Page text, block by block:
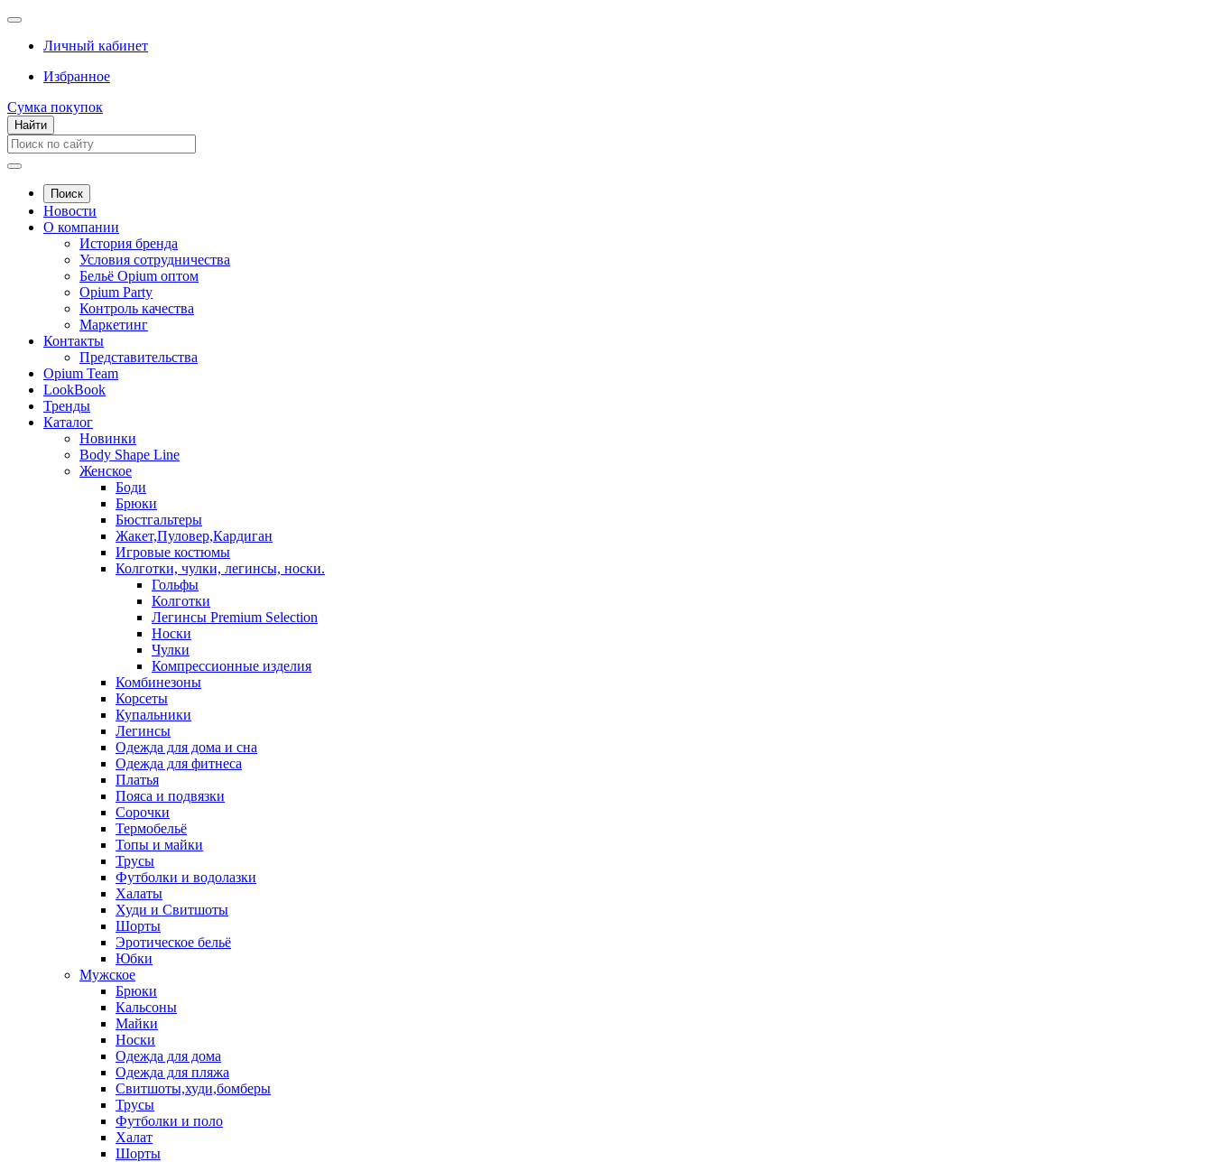
Личный кабинет
Избранное
Сумка покупок
Найти
Поиск
Новости
О компании
История бренда
Условия сотрудничества
Бельё Opium оптом
Opium Party
Контроль качества
Маркетинг
Контакты
Представительства
Opium Team
LookBook
Тренды
Каталог
Новинки
Body Shape Line
Женское
Боди
Брюки
Бюстгальтеры
Жакет,Пуловер,Кардиган
Игровые костюмы
Колготки, чулки, легинсы, носки.
Гольфы
Колготки
Легинсы Premium Selection
Носки
Чулки
Компрессионные изделия
Комбинезоны
Корсеты
Купальники
Легинсы
Одежда для дома и сна
Одежда для фитнеса
Платья
Пояса и подвязки
Сорочки
Термобельё
Топы и майки
Трусы
Футболки и водолазки
Халаты
Худи и Свитшоты
Шорты
Эротическое бельё
Юбки
Мужское
Брюки
Кальсоны
Майки
Носки
Одежда для дома
Одежда для пляжа
Свитшоты,худи,бомберы
Трусы
Футболки и поло
Халат
Шорты